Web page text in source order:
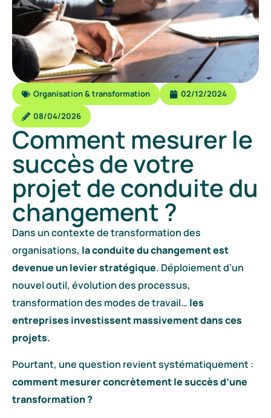
Organisation & transformation 02/12/2024
08/04/2026
Comment mesurer le
succès de votre
projet de conduite du
changement ?
Dans un contexte de transformation des
organisations, la conduite du changement est
devenue un levier stratégique. Déploiement d’un
nouvel outil, évolution des processus,
transformation des modes de travail… les
entreprises investissent massivement dans ces
projets.
Pourtant, une question revient systématiquement :
comment mesurer concrètement le succès d’une
transformation ?